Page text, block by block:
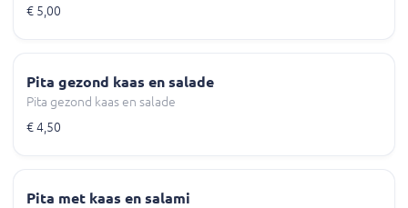
€ 5,00
Pita gezond kaas en salade
Pita gezond kaas en salade
€ 4,50
Pita met kaas en salami